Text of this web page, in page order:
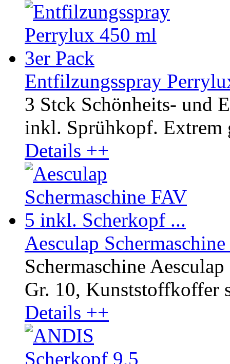
Entfilzungsspray
3 Stck Schönheits- und
inkl. Sprühkopf. Extrem
Details ++
Aesculap
Schermaschine
Gr. 10, Kunststoffkoffer
Details ++